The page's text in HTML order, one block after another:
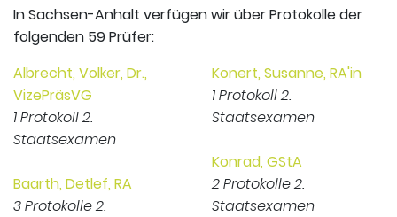
In Sachsen-Anhalt verfügen wir über Protokolle der
folgenden 59 Prüfer:
Albrecht, Volker, Dr.,
VizePräsVG
1 Protokoll 2.
Staatsexamen
Baarth, Detlef, RA
3 Protokolle 2.
Konert, Susanne, RA'in
1 Protokoll 2.
Staatsexamen
Konrad, GStA
2 Protokolle 2.
Staatsexamen